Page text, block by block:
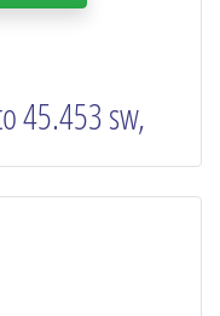
45.453 sw,